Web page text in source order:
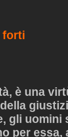
forti
è una
gli uomini
per essa,